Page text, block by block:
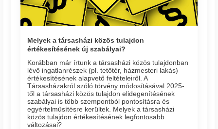
Melyek a társasházi közös tulajdon
értékesítésének új szabályai?
Korábban már írtunk a társasházi közös tulajdonban
lévő ingatlanrészek (pl. tetőtér, házmesteri lakás)
értékesítésének alapvető feltételeiről. A
Társasházakról szóló törvény módosításával 2025-
től a társasházi közös tulajdon elidegenítésének
szabályai is több szempontból pontosításra és
egyértelműsítésre kerültek. Melyek a társasházi
közös tulajdon értékesítésének legfontosabb
változásai?